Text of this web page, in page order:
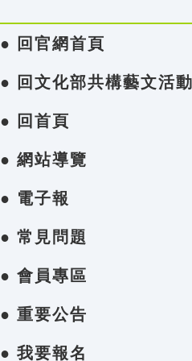
● 回官網首頁
● 回文化部共構藝文活
● 回首頁
● 網站導覽
● 電子報
● 常見問題
● 會員專區
● 重要公告
● 我要報名